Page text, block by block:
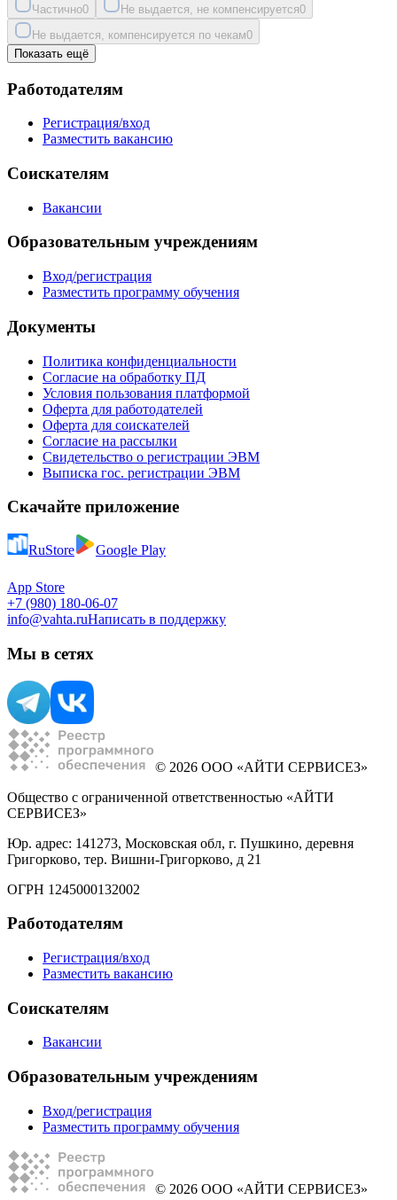
Частично0 Не выдается, не компенсируется0
Не выдается, компенсируется по чекам0
Показать ещё
Работодателям
Регистрация/вход
Разместить вакансию
Соискателям
Вакансии
Образовательным учреждениям
Вход/регистрация
Разместить программу обучения
Документы
Политика конфиденциальности
Согласие на обработку ПД
Условия пользования платформой
Оферта для работодателей
Оферта для соискателей
Согласие на рассылки
Свидетельство о регистрации ЭВМ
Выписка гос. регистрации ЭВМ
Скачайте приложение
RuStore Google Play
App Store
+7 (980) 180-06-07
info@vahta.ruНаписать в поддержку
Мы в сетях
© 2026 ООО «АЙТИ СЕРВИСЕЗ»
Общество с ограниченной ответственностью «АЙТИ
СЕРВИСЕЗ»
Юр. адрес: 141273, Московская обл, г. Пушкино, деревня
Григорково, тер. Вишни-Григорково, д 21
ОГРН 1245000132002
Работодателям
Регистрация/вход
Разместить вакансию
Соискателям
Вакансии
Образовательным учреждениям
Вход/регистрация
Разместить программу обучения
© 2026 ООО «АЙТИ СЕРВИСЕЗ»